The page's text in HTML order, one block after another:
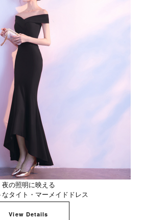
夜の照明に映える
なタイト・マーメイドドレス
View Details